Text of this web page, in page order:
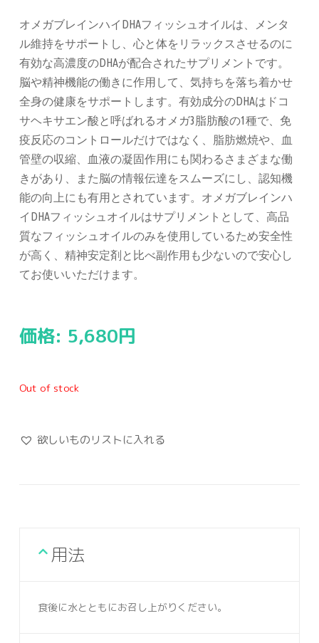
オメガブレインハイDHAフィッシュオイルは、メンタ
ル維持をサポートし、心と体をリラックスさせるのに
有効な高濃度のDHAが配合されたサプリメントです。
脳や精神機能の働きに作用して、気持ちを落ち着かせ
全身の健康をサポートします。有効成分のDHAはドコ
サヘキサエン酸と呼ばれるオメガ3脂肪酸の1種で、免
疫反応のコントロールだけではなく、脂肪燃焼や、血
管壁の収縮、血液の凝固作用にも関わるさまざまな働
きがあり、また脳の情報伝達をスムーズにし、認知機
能の向上にも有用とされています。オメガブレインハ
イDHAフィッシュオイルはサプリメントとして、高品
質なフィッシュオイルのみを使用しているため安全性
が高く、精神安定剤と比べ副作用も少ないので安心し
てお使いいただけます。
価格: 5,680円
Out of stock
欲しいものリストに入れる
用法
食後に水とともにお召し上がりください。